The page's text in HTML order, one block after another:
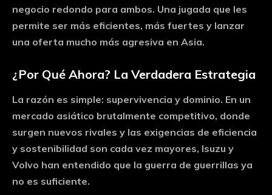
negocio redondo para ambos. Una jugada que les
permite ser más eficientes, más fuertes y lanzar
una oferta mucho más agresiva en Asia.
¿Por Qué Ahora? La Verdadera Estrategia
La razón es simple: supervivencia y dominio. En un
mercado asiático brutalmente competitivo, donde
surgen nuevos rivales y las exigencias de eficiencia
y sostenibilidad son cada vez mayores, Isuzu y
Volvo han entendido que la guerra de guerrillas ya
no es suficiente.